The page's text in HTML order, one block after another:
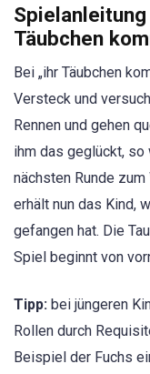
Täubchen
Bei „ihr Täubchen
Versteck und
Rennen und gehen
ihm das geglückt, so
nächsten Runde
erhält nun das Kind,
gefangen hat. Die
Spiel beginnt von
Tipp: bei jüngeren
Rollen durch
Beispiel der Fuchs